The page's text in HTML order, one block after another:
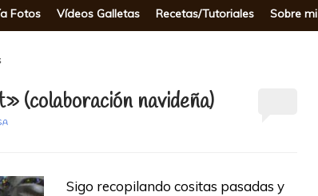
Fotos Vídeos Galletas Recetas/Tutoriales Sobre mi
(colaboración navideña)
Sigo recopilando cositas pasadas y